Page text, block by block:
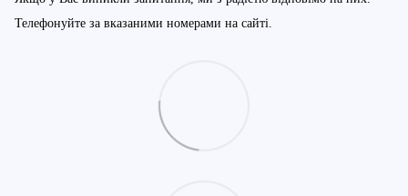
Телефонуйте за вказаними номерами на сайті.